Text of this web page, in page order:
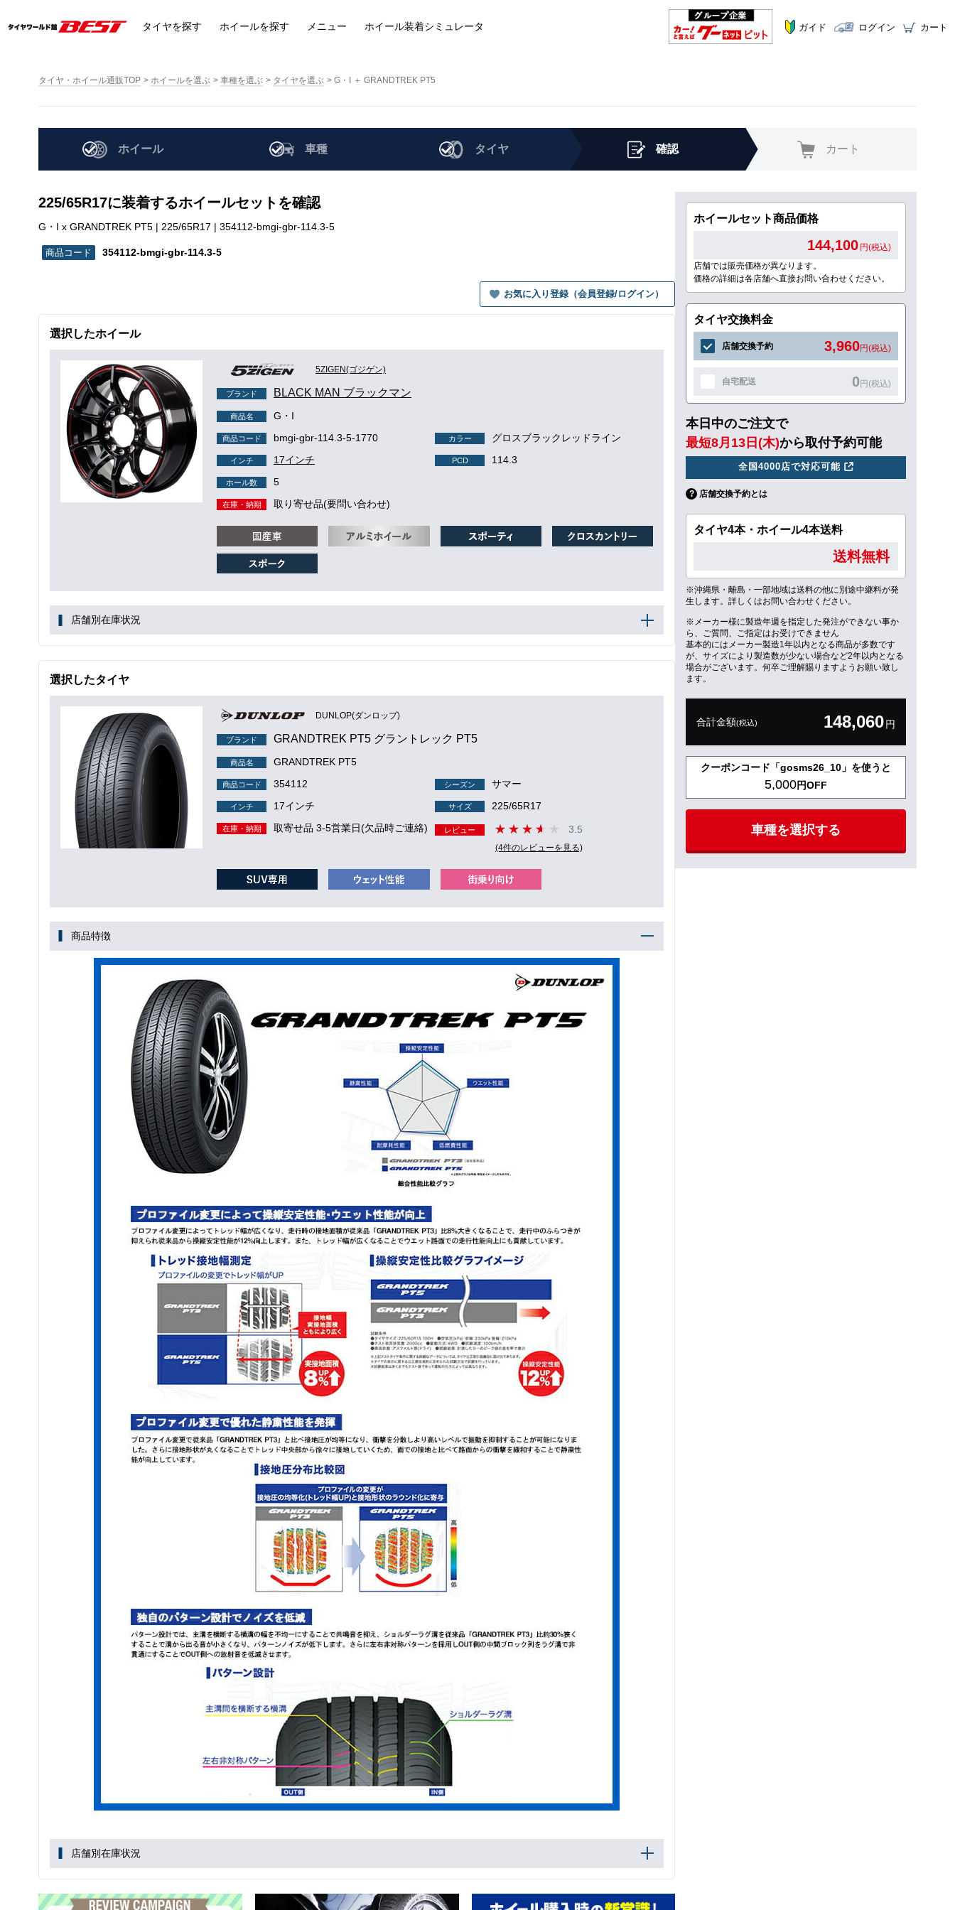
タイヤを探す ホイールを探す メニュー ホイール装着シミュレータ ガイド ログイン カート
タイヤ・ホイール通販TOP ホイールを選ぶ 車種を選ぶ タイヤを選ぶ G・I ＋ GRANDTREK PT5
ホイール 車種 タイヤ 確認 カート
225/65R17に装着するホイールセットを確認
G・I x GRANDTREK PT5 | 225/65R17 | 354112-bmgi-gbr-114.3-5
354112-bmgi-gbr-114.3-5
お気に入り登録（会員登録/ログイン）
選択したホイール
5ZIGEN(ゴジゲン)
ブランド BLACK MAN ブラックマン
商品名 G・I
商品コード bmgi-gbr-114.3-5-1770 カラー グロスブラックレッドライン
インチ 17インチ PCD 114.3
ホール数 5
在庫・納期 取り寄せ品(要問い合わせ)
店舗別在庫状況
選択したタイヤ
DUNLOP(ダンロップ)
ブランド GRANDTREK PT5 グラントレック PT5
商品名 GRANDTREK PT5
商品コード 354112 シーズン サマー
インチ 17インチ サイズ 225/65R17
在庫・納期 取寄せ品 3-5営業日(欠品時ご連絡) レビュー 3.5
(4件のレビューを見る)
商品特徴
店舗別在庫状況
ホイールセット商品価格
144,100 円(税込)
店舗では販売価格が異なります。
価格の詳細は各店舗へ直接お問い合わせください。
タイヤ交換料金
店舗交換予約 3,960円(税込)
自宅配送 0円(税込)
本日中のご注文で
最短8月13日(木)から取付予約可能
全国4000店で対応可能
店舗交換予約とは
タイヤ4本・ホイール4本送料
送料無料
※沖縄県・離島・一部地域は送料の他に別途中継料が発
生します。詳しくはお問い合わせください。
※メーカー様に製造年週を指定した発注ができない事か
ら、ご質問、ご指定はお受けできません
基本的にはメーカー製造1年以内となる商品が多数です
が、サイズにより製造数が少ない場合など2年以内となる
場合がございます。何卒ご理解賜りますようお願い致し
ます。
合計金額(税込) 148,060円
クーポンコード「gosms26_10」を使うと
5,000円OFF
車種を選択する